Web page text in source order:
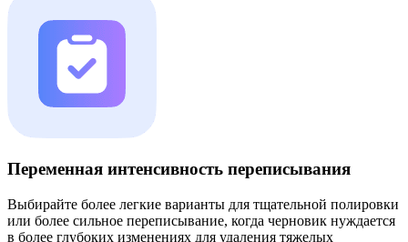
Переменная интенсивность переписывания
Выбирайте более легкие варианты для тщательной полировки
или более сильное переписывание, когда черновик нуждается
в более глубоких изменениях для удаления тяжелых